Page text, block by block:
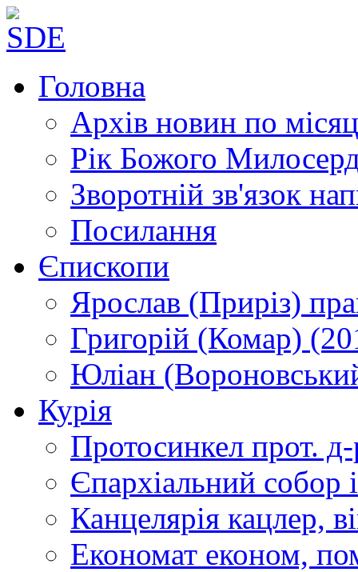
Головна
Архів новин по
Рік Божого
Зворотній зв'язок
Посилання
Єпископи
Ярослав (Приріз)
Григорій (Комар)
Юліан
Курія
Протосинкел прот.
Єпархіальний собор
Канцелярія кацлер,
Економат економ,